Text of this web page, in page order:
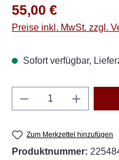
Regulärer Preis:
55,00 €
Preise inkl. MwSt. zzgl.
Sofort verfügbar,
Produkt Anzahl:
Zum Merkzettel hinzufügen
Produktnummer: